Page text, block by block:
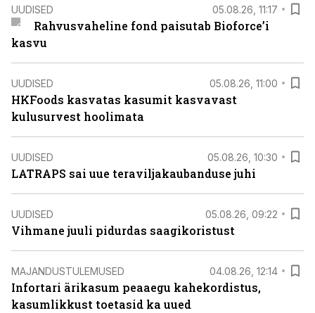
UUDISED 05.08.26, 11:17
Rahvusvaheline fond paisutab Bioforce’i
kasvu
UUDISED 05.08.26, 11:00
HKFoods kasvatas kasumit kasvavast
kulusurvest hoolimata
UUDISED 05.08.26, 10:30
LATRAPS sai uue teraviljakaubanduse juhi
UUDISED 05.08.26, 09:22
Vihmane juuli pidurdas saagikoristust
MAJANDUSTULEMUSED 04.08.26, 12:14
Infortari ärikasum peaaegu kahekordistus,
kasumlikkust toetasid ka uued